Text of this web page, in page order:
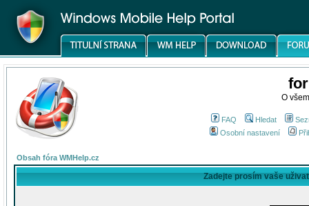
O
FAQ Hledat
Osobní nastavení
Obsah fóra WMHelp.cz
Zadejte prosím vaše